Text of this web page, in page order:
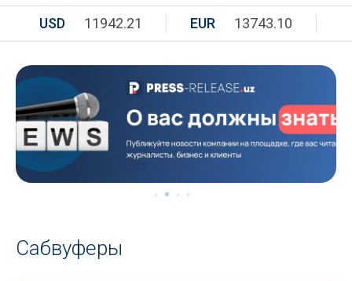
USD 11942.21 EUR 13743.10
Сабвуферы